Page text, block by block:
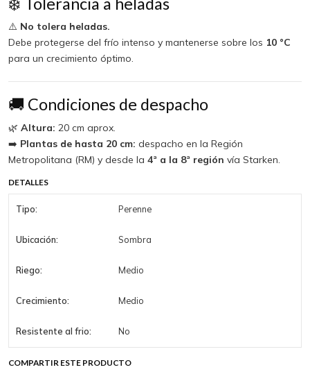
⚠️ No tolera heladas.
Debe protegerse del frío intenso y mantenerse sobre los 10 °C
para un crecimiento óptimo.
🚚 Condiciones de despacho
🌿 Altura: 20 cm aprox.
➡️ Plantas de hasta 20 cm: despacho en la Región
Metropolitana (RM) y desde la 4ª a la 8ª región vía Starken.
DETALLES
Tipo: Perenne
Ubicación: Sombra
Riego: Medio
Crecimiento: Medio
Resistente al frio: No
COMPARTIR ESTE PRODUCTO